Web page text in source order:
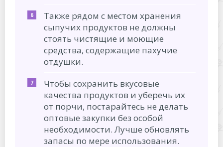
Также рядом с местом хранения
сыпучих продуктов не должны
стоять чистящие и моющие
средства, содержащие пахучие
отдушки.
Чтобы сохранить вкусовые
качества продуктов и уберечь их
от порчи, постарайтесь не делать
оптовые закупки без особой
необходимости. Лучше обновлять
запасы по мере использования.